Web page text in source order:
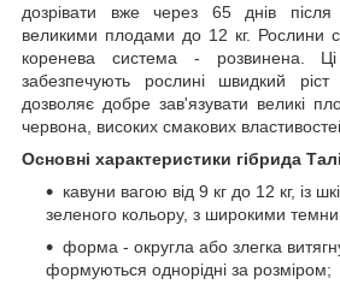
дозрівати вже через 65 днів після
великими плодами до 12 кг. Рослини
коренева система - розвинена. Ці
забезпечують рослині швидкий ріст
дозволяє добре зав'язувати великі
червона, високих смакових
Основні характеристики гібрида
кавуни вагою від 9 кг до 12 кг, із
зеленого кольору, з широкими
форма - округла або злегка
формуються однорідні за розміром;